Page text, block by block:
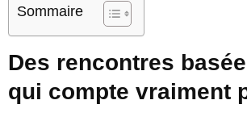
Sommaire
Des rencontres
qui compte vraiment